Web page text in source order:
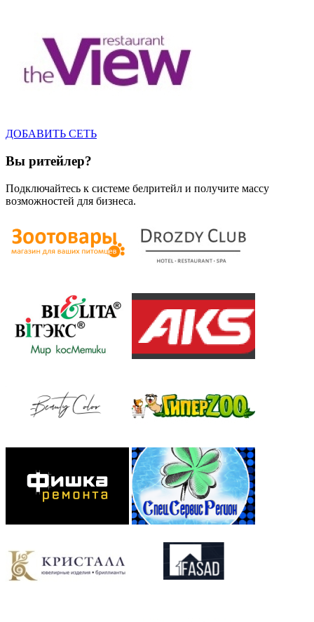
ДОБАВИТЬ СЕТЬ
Вы ритейлер?
Подключайтесь к системе белритейл и получите массу
возможностей для бизнеса.